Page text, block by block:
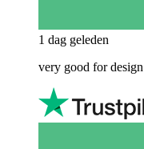
1 dag geleden
very good for design